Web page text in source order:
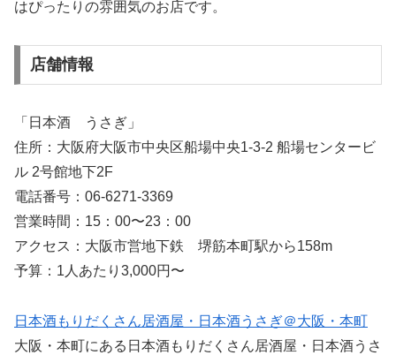
はぴったりの雰囲気のお店です。
店舗情報
「日本酒 うさぎ」
住所：大阪府大阪市中央区船場中央1-3-2 船場センタービ
ル 2号館地下2F
電話番号：06-6271-3369
営業時間：15：00〜23：00
アクセス：大阪市営地下鉄 堺筋本町駅から158m
予算：1人あたり3,000円〜
日本酒もりだくさん居酒屋・日本酒うさぎ＠大阪・本町
大阪・本町にある日本酒もりだくさん居酒屋・日本酒うさ